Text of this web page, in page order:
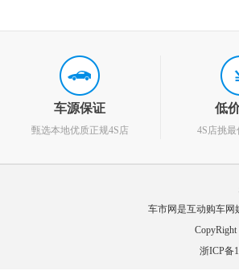
车源保证
甄选本地优质正规4S店
低
4S店挑
车市网是互动购车网
浙ICP备